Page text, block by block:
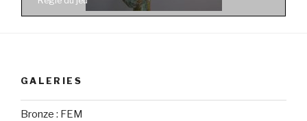
GALERIES
Bronze : FEM